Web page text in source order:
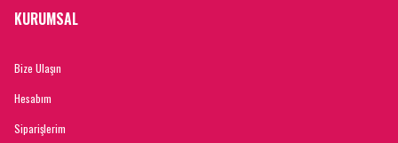
KURUMSAL
Bize Ulaşın
Hesabım
Siparişlerim